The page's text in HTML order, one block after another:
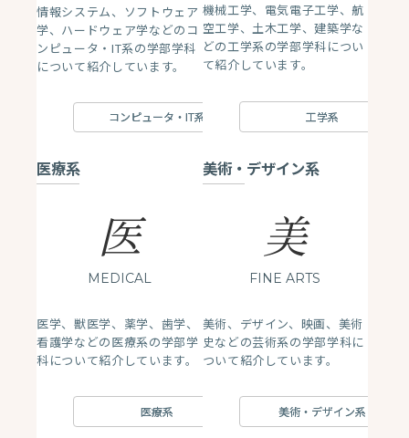
情報システム、ソフトウェア
学、ハードウェア学などのコ
ンピュータ・IT系の学部学科
について紹介しています。
コンピュータ・IT系
機械工学、電気電子工学、航
空工学、土木工学、建築学な
どの工学系の学部学科につい
て紹介しています。
工学系
医療系
医
MEDICAL
医学、獣医学、薬学、歯学、
看護学などの医療系の学部学
科について紹介しています。
医療系
美術・デザイン系
美
FINE ARTS
美術、デザイン、映画、美術
史などの芸術系の学部学科に
ついて紹介しています。
美術・デザイン系